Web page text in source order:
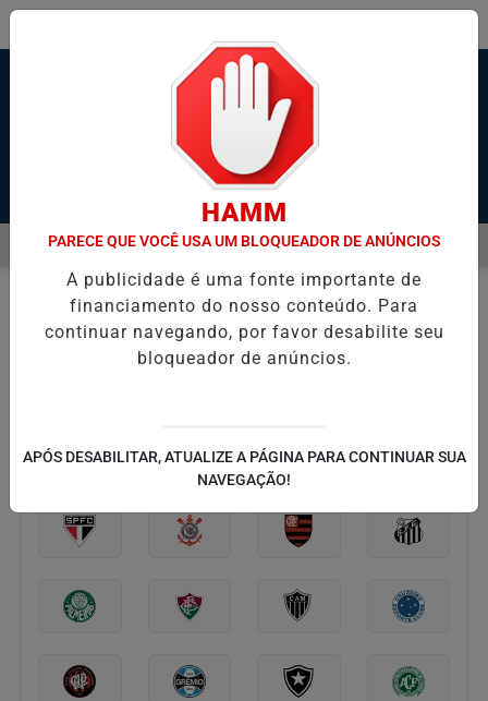
Pesquisar Notícia
ESTADO GRAVE APÓS SER ESFAQUEADO EM GUARUJÁ
EM ALTA
MENU
EMFUTEBOL VILA NOVA
SÉRIE A SÉRIE B EUROPA
HAMM
PARECE QUE VOCÊ USA UM BLOQUEADOR DE ANÚNCIOS
A publicidade é uma fonte importante de
financiamento do nosso conteúdo. Para
continuar navegando, por favor desabilite seu
bloqueador de anúncios.
APÓS DESABILITAR, ATUALIZE A PÁGINA PARA CONTINUAR SUA
NAVEGAÇÃO!